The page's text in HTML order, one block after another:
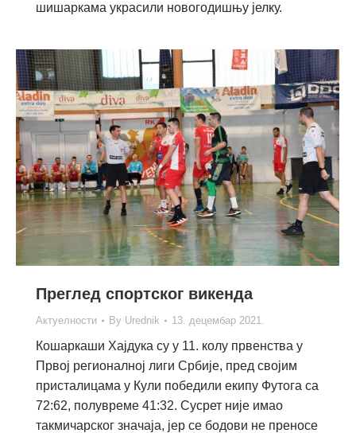
шишаркама украсили новогодишњу јелку.
Преглед спортског викенда
Актуелности By Urednik 13. децембар 2021.
Кошаркаши Хајдука су у 11. колу првенства у
Првој регионалној лиги Србије, пред својим
присталицама у Кули победили екипу Футога са
72:62, полувреме 41:32. Сусрет није имао
такмичарског значаја, јер се бодови не преносе